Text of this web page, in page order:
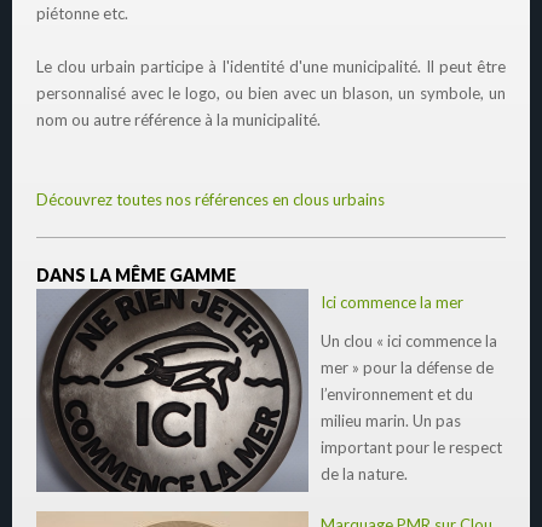
piétonne etc.
Le clou urbain participe à l'identité d'une municipalité. Il peut être
personnalisé avec le logo, ou bien avec un blason, un symbole, un
nom ou autre référence à la municipalité.
Découvrez toutes nos références en clous urbains
DANS LA MÊME GAMME
Ici commence la mer
Un clou « ici commence la
mer » pour la défense de
l’environnement et du
milieu marin. Un pas
important pour le respect
de la nature.